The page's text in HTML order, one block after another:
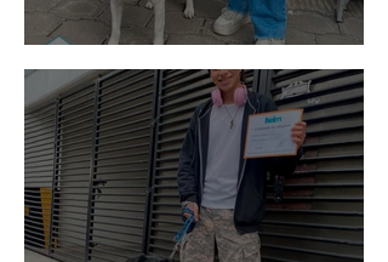
Vaquita